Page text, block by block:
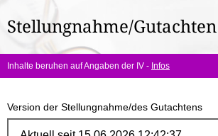
hier:
Stellungnahme/Gutachten
Inhalte beruhen auf Angaben der IV - Infos
Version der Stellungnahme/des Gutachtens